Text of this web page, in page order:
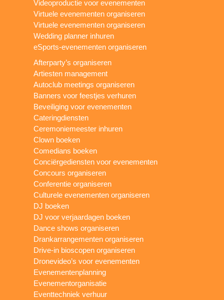
Videoproductie voor evenementen
Virtuele evenementen organiseren
Virtuele evenementen organiseren
Wedding planner inhuren
eSports-evenementen organiseren
Afterparty’s organiseren
Artiesten management
Autoclub meetings organiseren
Banners voor feestjes verhuren
Beveiliging voor evenementen
Cateringdiensten
Ceremoniemeester inhuren
Clown boeken
Comedians boeken
Conciërgediensten voor evenementen
Concours organiseren
Conferentie organiseren
Culturele evenementen organiseren
DJ boeken
DJ voor verjaardagen boeken
Dance shows organiseren
Drankarrangementen organiseren
Drive-in bioscopen organiseren
Dronevideo’s voor evenementen
Evenementenplanning
Evenementorganisatie
Eventtechniek verhuur